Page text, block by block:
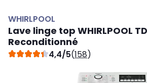
WHIRLPOOL
Lave linge top WHIRLPOOL
Reconditionné
4,4/5(158)